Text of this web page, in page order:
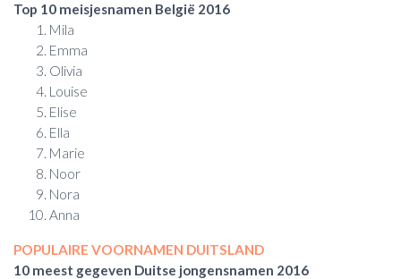
Top 10 meisjesnamen België 2016
Mila
Emma
Olivia
Louise
Elise
Ella
Marie
Noor
Nora
Anna
POPULAIRE VOORNAMEN DUITSLAND
10 meest gegeven Duitse jongensnamen 2016